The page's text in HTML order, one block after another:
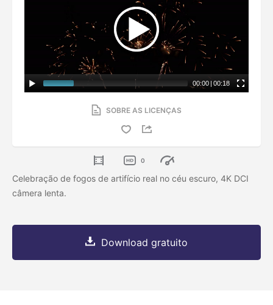
00:00 | 00:18
SOBRE AS LICENÇAS
0
Celebração de fogos de artifício real no céu escuro, 4K DCI
câmera lenta.
Download gratuito